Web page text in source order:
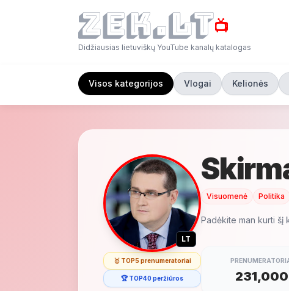
📺
Didžiausias lietuviškų YouTube kanalų katalogas
Visos kategorijos Vlogai Kelionės
LT
🥇 TOP5 prenumeratoriai
🏆 TOP40 peržiūros
Visuomenė Politika
Padėkite man kurti šį
231,000